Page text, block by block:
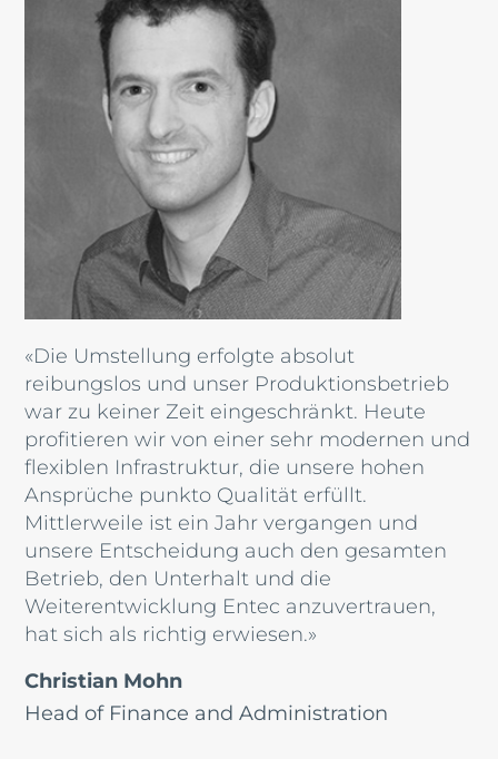
«Die Umstellung erfolgte absolut
reibungslos und unser Produktionsbetrieb
war zu keiner Zeit eingeschränkt. Heute
profitieren wir von einer sehr modernen und
flexiblen Infrastruktur, die unsere hohen
Ansprüche punkto Qualität erfüllt.
Mittlerweile ist ein Jahr vergangen und
unsere Entscheidung auch den gesamten
Betrieb, den Unterhalt und die
Weiterentwicklung Entec anzuvertrauen,
hat sich als richtig erwiesen.»
Christian Mohn
Head of Finance and Administration